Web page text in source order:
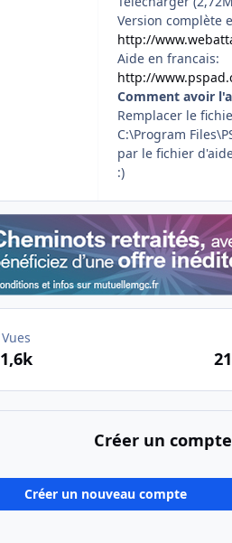
Version complète
http://
Aide en francais:
http://
Comment avoir
Remplacer le
C:\Program
par le fichier
:)
Vues
1,6k
Créer un
Créer un nouveau compte